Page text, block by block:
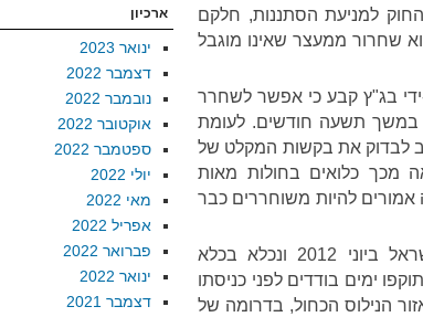
למניעת הסתננות, חלקם
שחרור ממעצר שאינו מוגבל
בג"ץ קבע כי אפשר לשחרר
תשעה חודשים. לעומת
לבדוק את בקשות המקלט של
מכך כלואים בחולות מאות
להיות משוחררים כבר
אחד ממבקשי מקלט אלו הוא ע'. ע' הגיע לישראל ביוני 2012 ונכלא בכלא
ימים בודדים לפני כניסתו
הנילוס הכחול, בדרומה של
ארכיון
ינואר 2023
דצמבר 2022
נובמבר 2022
אוקטובר 2022
ספטמבר 2022
יולי 2022
מאי 2022
אפריל 2022
פברואר 2022
ינואר 2022
דצמבר 2021